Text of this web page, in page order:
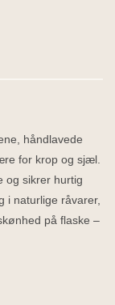
håndlavede
for krop og sjæl.
og sikrer hurtig
i naturlige råvarer,
på flaske –